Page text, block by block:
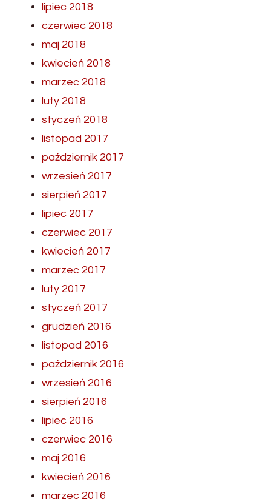
lipiec 2018
czerwiec 2018
maj 2018
kwiecień 2018
marzec 2018
luty 2018
styczeń 2018
listopad 2017
październik 2017
wrzesień 2017
sierpień 2017
lipiec 2017
czerwiec 2017
kwiecień 2017
marzec 2017
luty 2017
styczeń 2017
grudzień 2016
listopad 2016
październik 2016
wrzesień 2016
sierpień 2016
lipiec 2016
czerwiec 2016
maj 2016
kwiecień 2016
marzec 2016